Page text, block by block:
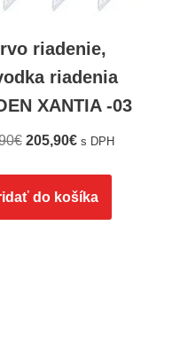
riadenie,
riadenia
XANTIA -03
€ 205,90€ s DPH
do košíka